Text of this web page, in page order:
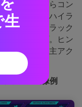
でありながらコン
オレットがハイラ
し色に。ブラック
すさアップ。ヒン
けに使い、主アク
リスの画像例
生